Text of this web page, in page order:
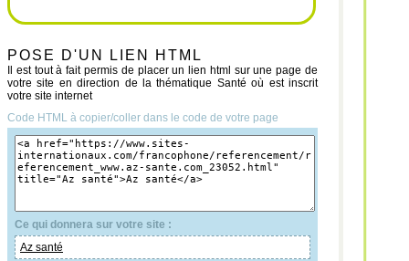
POSE D'UN LIEN HTML
Il est tout à fait permis de placer un lien html sur une page de
votre site en direction de la thématique Santé où est inscrit
votre site internet
Code HTML à copier/coller dans le code de votre page
Ce qui donnera sur votre site :
Az santé